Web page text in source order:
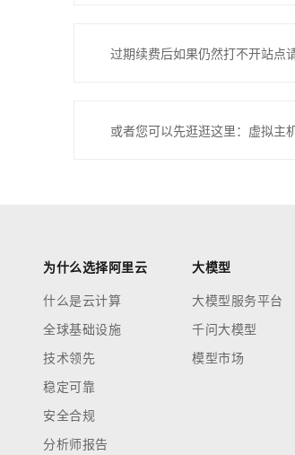
过期续费后如果仍然打不开站点
或者您可以先逛逛这里：虚拟主